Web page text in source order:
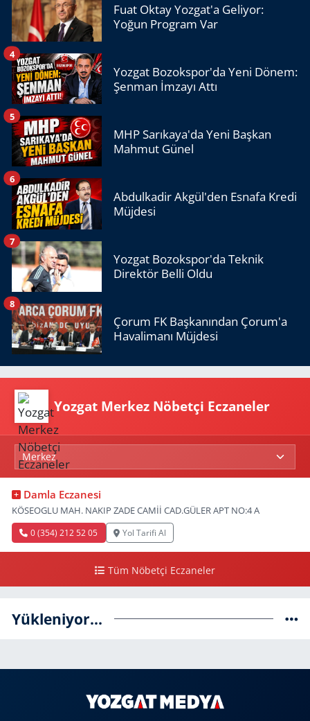
Fuat Oktay Yozgat'a Geliyor:
Yoğun Program Var
Yozgat Bozokspor'da Yeni Dönem:
Şenman İmzayı Attı
4
MHP Sarıkaya'da Yeni Başkan
Mahmut Günel
5
Abdulkadir Akgül'den Esnafa Kredi
Müjdesi
6
Yozgat Bozokspor'da Teknik
Direktör Belli Oldu
7
Çorum FK Başkanından Çorum'a
Havalimanı Müjdesi
8
Yozgat Merkez Nöbetçi Eczaneler
Damla Eczanesi
KÖSEOGLU MAH. NAKIP ZADE CAMİİ CAD.GÜLER APT NO:4 A
0 (354) 212 52 05 Yol Tarifi Al
Tüm Nöbetçi Eczaneler
Yükleniyor...